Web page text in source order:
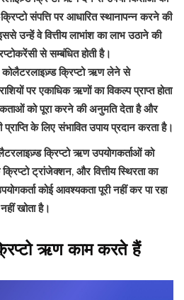
संपत्ति पर आधारित स्थानापन्न करने की
उन्हें वे वित्तीय लाभांश का लाभ उठाने की
से सम्बंधित होती है।
क्रिप्टो ऋण लेने से
पर एकाधिक ऋणों का विकल्प प्राप्त होता
को पूरा करने की अनुमति देता है और
प्राप्ति के लिए संभावित उपाय प्रदान करता है।
क्रिप्टो ऋण उपयोगकर्ताओं को
ट्रांजेक्शन, और वित्तीय स्थिरता का
कोई आवश्यकता पूरी नहीं कर पा रहा
खोता है।
ऋण काम करते हैं